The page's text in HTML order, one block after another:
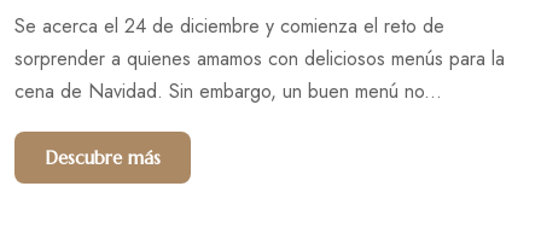
Se acerca el 24 de diciembre y comienza el reto de
sorprender a quienes amamos con deliciosos menús para la
cena de Navidad. Sin embargo, un buen menú no...
Descubre más